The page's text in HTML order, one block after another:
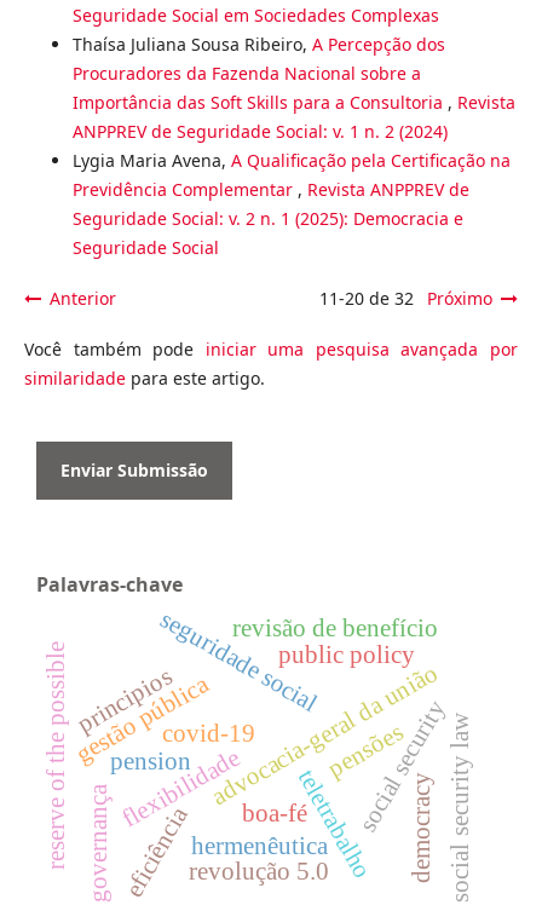
Seguridade Social em Sociedades Complexas
Thaísa Juliana Sousa Ribeiro, A Percepção dos
Procuradores da Fazenda Nacional sobre a
Importância das Soft Skills para a Consultoria , Revista
ANPPREV de Seguridade Social: v. 1 n. 2 (2024)
Lygia Maria Avena, A Qualificação pela Certificação na
Previdência Complementar , Revista ANPPREV de
Seguridade Social: v. 2 n. 1 (2025): Democracia e
Seguridade Social
Anterior 11-20 de 32 Próximo
Você também pode iniciar uma pesquisa avançada por
similaridadepara este artigo.
Enviar Submissão
Palavras-chave
teletrabalho
advocacia-geral da união
covid-19
flexibilidade
eficiência
seguridade social
gestão pública social securitysocial security law
pension
hermenêutica
boa-fé
principios
pensões
revisão de benefício
democracy
public policy
reserve of the possible
revolução 5.0
governança